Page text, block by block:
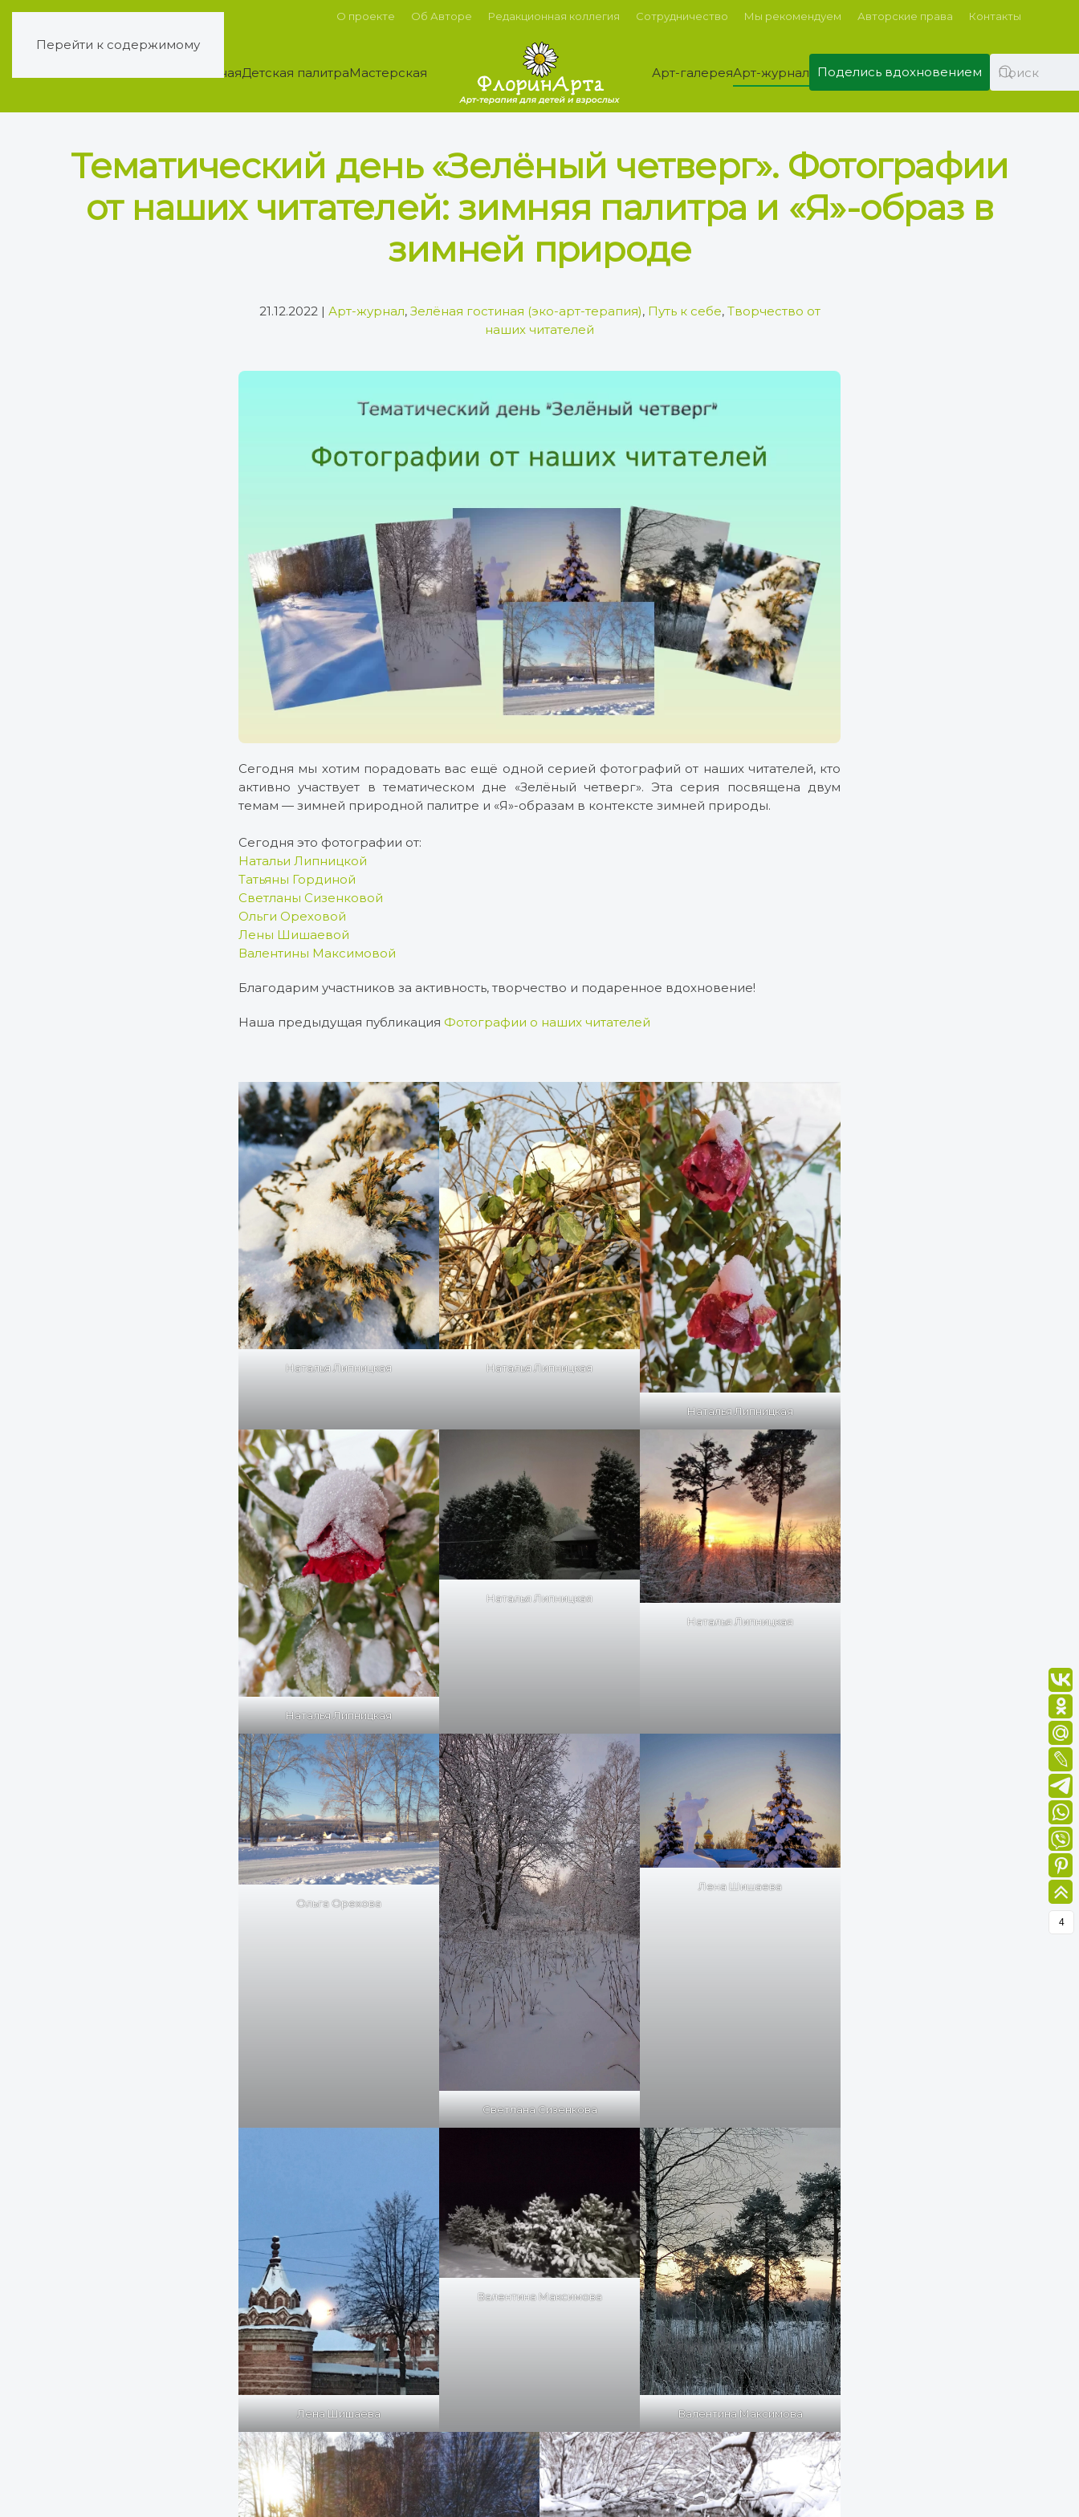
Перейти к содержимому
О проекте Об Авторе Редакционная коллегия Сотрудничество Мы рекомендуем Авторские права Контакты
ГлавнаяДетская палитраМастерская Арт-галереяАрт-журнал Поделись вдохновением
Тематический день «Зелёный четверг». Фотографии
от наших читателей: зимняя палитра и «Я»-образ в
зимней природе
21.12.2022| Арт-журнал, Зелёная гостиная (эко-арт-терапия), Путь к себе, Творчество от
наших читателей
Сегодня мы хотим порадовать вас ещё одной серией фотографий от наших читателей, кто
активно участвует в тематическом дне «Зелёный четверг». Эта серия посвящена двум
темам — зимней природной палитре и «Я»-образам в контексте зимней природы.
Сегодня это фотографии от:
Натальи Липницкой
Татьяны Гординой
Светланы Сизенковой
Ольги Ореховой
Лены Шишаевой
Валентины Максимовой
Благодарим участников за активность, творчество и подаренное вдохновение!
Наша предыдущая публикация Фотографии о наших читателей
Наталья Липницкая Наталья Липницкая
Наталья Липницкая
Наталья Липницкая
Наталья Липницкая
Наталья Липницкая
Ольга Орехова
Светлана Сизенкова
Лена Шишаева
Лена Шишаева
Валентина Максимова
Валентина Максимова
4